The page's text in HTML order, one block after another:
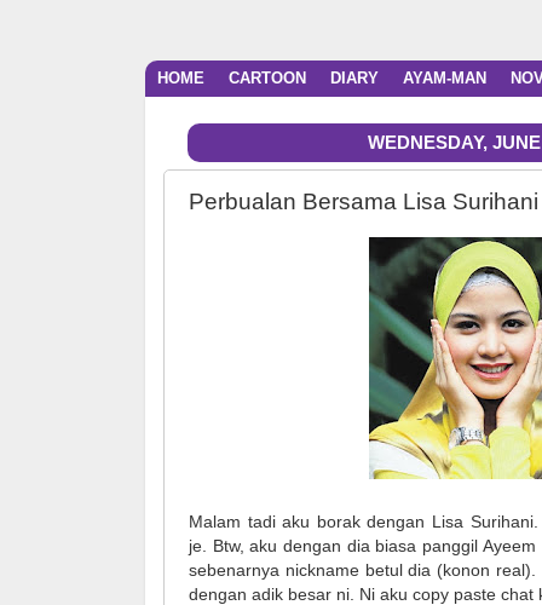
HOME CARTOON DIARY AYAM-MAN
WEDNESDAY,
Perbualan Bersama Lisa Surihani
Malam tadi aku borak dengan Lisa
je. Btw, aku dengan dia biasa panggil
sebenarnya nickname betul dia (konon
dengan adik besar ni. Ni aku copy paste chat